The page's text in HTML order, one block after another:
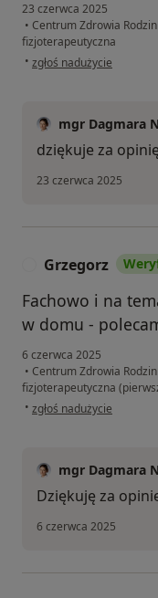
23 czerwca 2025
• Centrum Zdrowia
fizjoterapeutyczna
• w opinii użytkownika T
zgłoś nadużycie
mgr Dagmara
dziękuje za opinię
23 czerwca 2025
Grzegorz
Fachowo i na
w domu -
6 czerwca 2025
• Centrum Zdrowia
fizjoterapeutyczna
• w opinii użytkownika
zgłoś nadużycie
mgr Dagmara
Dziękuję za
6 czerwca 2025